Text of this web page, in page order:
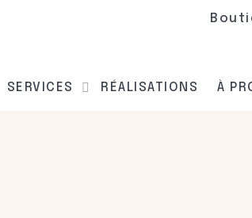
SERVICES RÉALISATIONS À